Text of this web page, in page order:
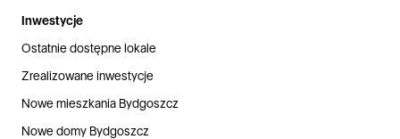
Inwestycje
Ostatnie dostępne lokale
Zrealizowane inwestycje
Nowe mieszkania Bydgoszcz
Nowe domy Bydgoszcz